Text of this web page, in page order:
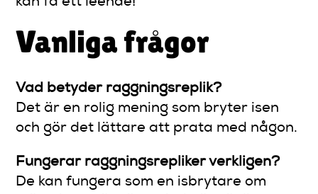
Vanliga frågor
Vad betyder raggningsreplik?
Det är en rolig mening som bryter isen
och gör det lättare att prata med någon.
Fungerar raggningsrepliker verkligen?
De kan fungera som en isbrytare om